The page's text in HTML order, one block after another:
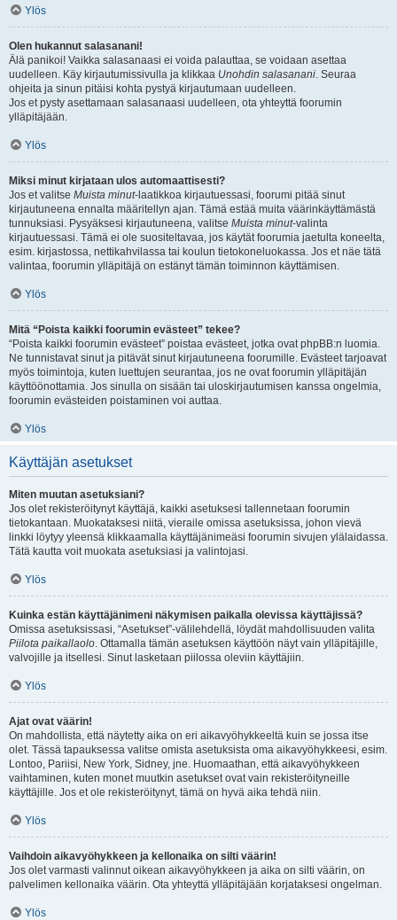
Ylös
Olen hukannut salasanani!
Älä panikoi! Vaikka salasanaasi ei voida palauttaa, se voidaan asettaa
uudelleen. Käy kirjautumissivulla ja klikkaa Unohdin salasanani. Seuraa
ohjeita ja sinun pitäisi kohta pystyä kirjautumaan uudelleen.
Jos et pysty asettamaan salasanaasi uudelleen, ota yhteyttä foorumin
ylläpitäjään.
Ylös
Miksi minut kirjataan ulos automaattisesti?
Jos et valitse Muista minut-laatikkoa kirjautuessasi, foorumi pitää sinut
kirjautuneena ennalta määritellyn ajan. Tämä estää muita väärinkäyttämästä
tunnuksiasi. Pysyäksesi kirjautuneena, valitse Muista minut-valinta
kirjautuessasi. Tämä ei ole suositeltavaa, jos käytät foorumia jaetulta koneelta,
esim. kirjastossa, nettikahvilassa tai koulun tietokoneluokassa. Jos et näe tätä
valintaa, foorumin ylläpitäjä on estänyt tämän toiminnon käyttämisen.
Ylös
Mitä “Poista kaikki foorumin evästeet” tekee?
“Poista kaikki foorumin evästeet” poistaa evästeet, jotka ovat phpBB:n luomia.
Ne tunnistavat sinut ja pitävät sinut kirjautuneena foorumille. Evästeet tarjoavat
myös toimintoja, kuten luettujen seurantaa, jos ne ovat foorumin ylläpitäjän
käyttöönottamia. Jos sinulla on sisään tai uloskirjautumisen kanssa ongelmia,
foorumin evästeiden poistaminen voi auttaa.
Ylös
Käyttäjän asetukset
Miten muutan asetuksiani?
Jos olet rekisteröitynyt käyttäjä, kaikki asetuksesi tallennetaan foorumin
tietokantaan. Muokataksesi niitä, vieraile omissa asetuksissa, johon vievä
linkki löytyy yleensä klikkaamalla käyttäjänimeäsi foorumin sivujen ylälaidassa.
Tätä kautta voit muokata asetuksiasi ja valintojasi.
Ylös
Kuinka estän käyttäjänimeni näkymisen paikalla olevissa käyttäjissä?
Omissa asetuksissasi, “Asetukset”-välilehdellä, löydät mahdollisuuden valita
Piilota paikallaolo. Ottamalla tämän asetuksen käyttöön näyt vain ylläpitäjille,
valvojille ja itsellesi. Sinut lasketaan piilossa oleviin käyttäjiin.
Ylös
Ajat ovat väärin!
On mahdollista, että näytetty aika on eri aikavyöhykkeeltä kuin se jossa itse
olet. Tässä tapauksessa valitse omista asetuksista oma aikavyöhykkeesi, esim.
Lontoo, Pariisi, New York, Sidney, jne. Huomaathan, että aikavyöhykkeen
vaihtaminen, kuten monet muutkin asetukset ovat vain rekisteröityneille
käyttäjille. Jos et ole rekisteröitynyt, tämä on hyvä aika tehdä niin.
Ylös
Vaihdoin aikavyöhykkeen ja kellonaika on silti väärin!
Jos olet varmasti valinnut oikean aikavyöhykkeen ja aika on silti väärin, on
palvelimen kellonaika väärin. Ota yhteyttä ylläpitäjään korjataksesi ongelman.
Ylös